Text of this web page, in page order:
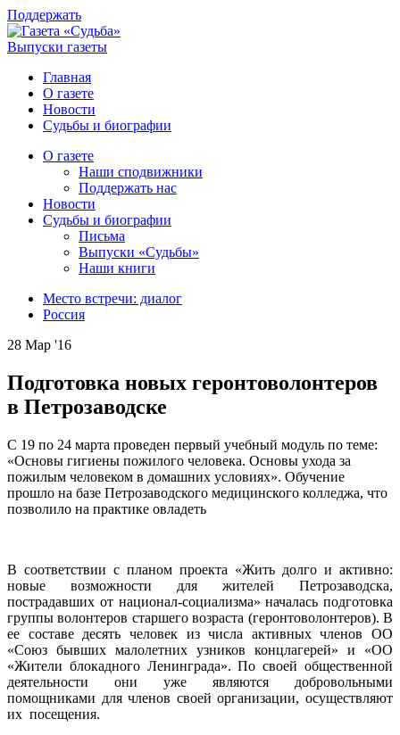
Поддержать
Выпуски газеты
Главная
О газете
Новости
Судьбы и биографии
О газете
Наши сподвижники
Поддержать нас
Новости
Судьбы и биографии
Письма
Выпуски «Судьбы»
Наши книги
Место встречи: диалог
Россия
28 Мар '16
Подготовка новых геронтоволонтеров
в Петрозаводске
С 19 по 24 марта проведен первый учебный модуль по теме:
«Основы гигиены пожилого человека. Основы ухода за
пожилым человеком в домашних условиях». Обучение
прошло на базе Петрозаводского медицинского колледжа, что
позволило на практике овладеть
В соответствии с планом проекта «Жить долго и активно:
новые возможности для жителей Петрозаводска,
пострадавших от национал-социализма» началась подготовка
группы волонтеров старшего возраста (геронтоволонтеров). В
ее составе десять человек из числа активных членов ОО
«Союз бывших малолетних узников концлагерей» и «ОО
«Жители блокадного Ленинграда». По своей общественной
деятельности они уже являются добровольными
помощниками для членов своей организации, осуществляют
их посещения.